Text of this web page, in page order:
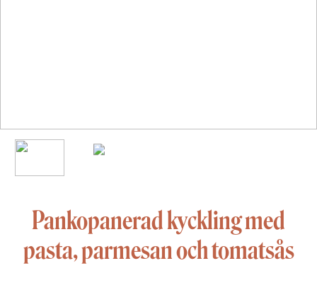
Pankopanerad kyckling med
pasta, parmesan och tomatsås